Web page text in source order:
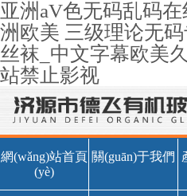
亚洲aV色无码乱码
洲欧美 三级理论无
丝袜_中文字幕欧美
站禁止影视
網(wǎng)站首頁
(yè)
關(guān)于我們